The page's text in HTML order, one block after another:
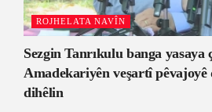
ROJHELATA NAVÎN
Sezgin Tanrıkulu banga
Amadekariyên veşartî pêvajoyê
dihêlin